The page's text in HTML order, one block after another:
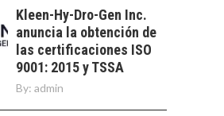
DESARROLLO LOCAL
El Desierto de
Atacama: Motor
Estratégico para el
Desarrollo Turístico…
LA INDUSTRIA
MINERA CHILENA
FRENTE AL DESAFÍO
DE LA
Kleen-Hy-Dro-Gen Inc.
anuncia la obtención de
las certificaciones ISO
9001: 2015 y TSSA
By: admin